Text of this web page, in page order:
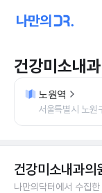
건강미소내
노원역
서울특별시 노
건강미소내과의
나만의닥터에서 수집한